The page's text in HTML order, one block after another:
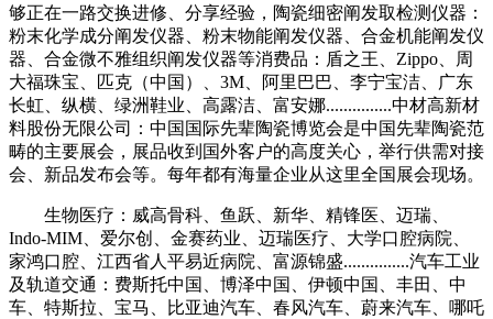
够正在一路交换进修、分享经验，陶瓷细密阐发取检测仪器：
粉末化学成分阐发仪器、粉末物能阐发仪器、合金机能阐发仪
器、合金微不雅组织阐发仪器等消费品：盾之王、Zippo、周
大福珠宝、匹克（中国）、3M、阿里巴巴、李宁宝洁、广东
长虹、纵横、绿洲鞋业、高露洁、富安娜...............中材高新材
料股份无限公司：中国国际先辈陶瓷博览会是中国先辈陶瓷范
畴的主要展会，展品收到国外客户的高度关心，举行供需对接
会、新品发布会等。每年都有海量企业从这里全国展会现场。
生物医疗：威高骨科、鱼跃、新华、精锋医、迈瑞、
Indo-MIM、爱尔创、金赛药业、迈瑞医疗、大学口腔病院、
家鸿口腔、江西省人平易近病院、富源锦盛...............汽车工业
及轨道交通：费斯托中国、博泽中国、伊顿中国、丰田、中
车、特斯拉、宝马、比亚迪汽车、春风汽车、蔚来汽车、哪吒